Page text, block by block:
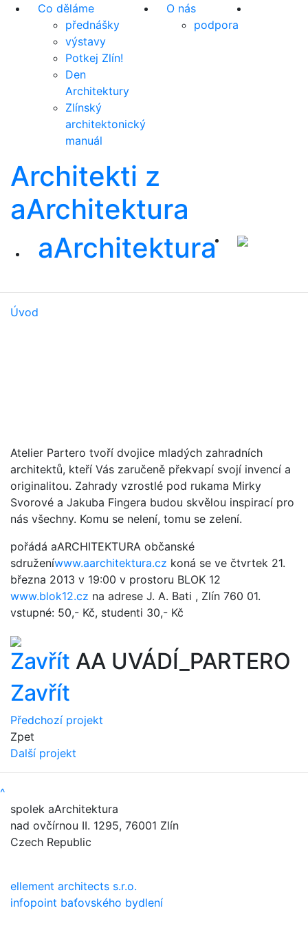
Co děláme
přednášky
výstavy
Potkej Zlín!
Den
Architektury
Zlínský
architektonický
manuál
O nás
podpora
Architekti z
aArchitektura
aArchitektura
Úvod
Atelier Partero tvoří dvojice mladých zahradních
architektů, kteří Vás zaručeně překvapí svojí invencí a
originalitou. Zahrady vzrostlé pod rukama Mirky
Svorové a Jakuba Fingera budou skvělou inspirací pro
nás všechny. Komu se nelení, tomu se zelení.
pořádá aARCHITEKTURA občanské
sdruženíwww.aarchitektura.cz koná se ve čtvrtek 21.
března 2013 v 19:00 v prostoru BLOK 12
www.blok12.cz na adrese J. A. Bati , Zlín 760 01.
vstupné: 50,- Kč, studenti 30,- Kč
Zavřít AA UVÁDÍ_PARTERO
Zavřít
Předchozí projekt
Zpet
Další projekt
^
spolek aArchitektura
nad ovčírnou II. 1295, 76001 Zlín
Czech Republic
ellement architects s.r.o.
infopoint baťovského bydlení